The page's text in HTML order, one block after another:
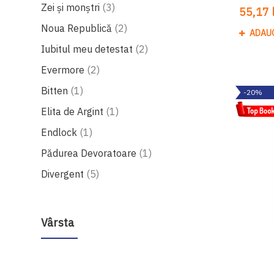
Zei și monștri 3produse
Noua Republică 2produse
Iubitul meu detestat 2produse
Evermore 2produse
Bitten 1produs
Elita de Argint 1produs
Endlock 1produs
Pădurea Devoratoare 1produs
Divergent
5produse
Vârsta
55,17
-20%